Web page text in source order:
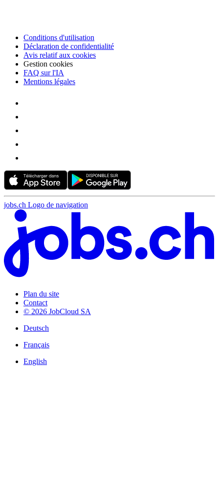
Conditions d'utilisation
Déclaration de confidentialité
Avis relatif aux cookies
Gestion cookies
FAQ sur l'IA
Mentions légales
jobs.ch Logo de navigation
Plan du site
Contact
© 2026 JobCloud SA
Deutsch
Français
English